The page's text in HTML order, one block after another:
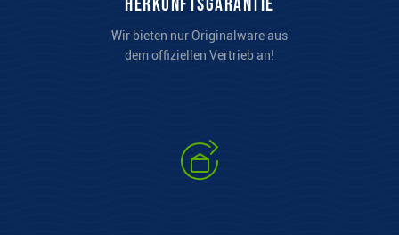
Herkunftsgarantie
Wir bieten nur Originalware aus
dem offiziellen Vertrieb an!